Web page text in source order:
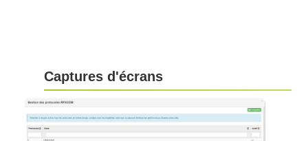
Captures d'écrans